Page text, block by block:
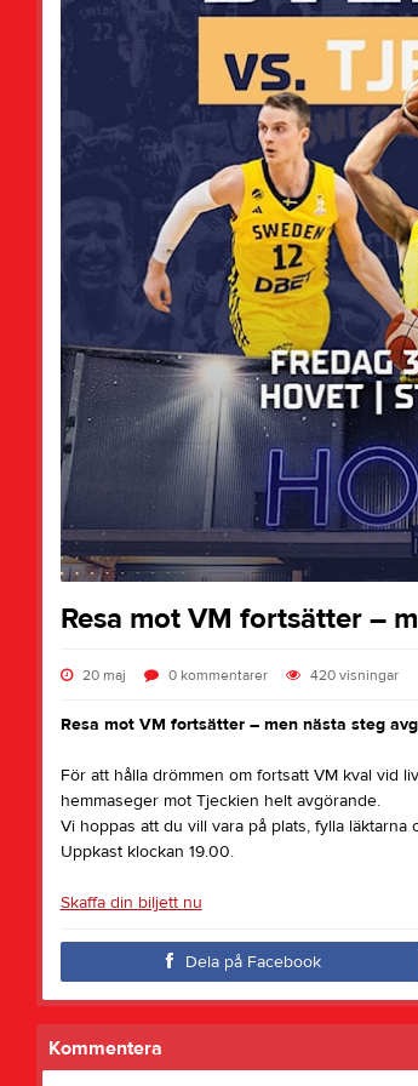
Resa mot VM fortsätter –
20 maj 0 kommentarer 420visningar
Resa mot VM fortsätter – men nästa steg
För att hålla drömmen om fortsatt VM kval vid
hemmaseger mot Tjeckien helt avgörande.
Vi hoppas att du vill vara på plats, fylla
Uppkast klockan 19.00.
Skaffa din biljett nu
Dela på Facebook
Kommentera